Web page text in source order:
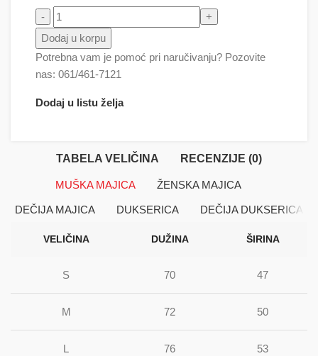
Čudovište iz Loh Nesa i Saskvoč ( Bigfut ) količina
Dodaj u korpu
Potrebna vam je pomoć pri naručivanju? Pozovite
nas: 061/461-7121
Dodaj u listu želja
TABELA VELIČINA RECENZIJE (0)
MUŠKA MAJICA ŽENSKA MAJICA
DEČIJA MAJICA DUKSERICA DEČIJA DUKSERICA
VELIČINA DUŽINA ŠIRINA
S 70 47
M 72 50
L 76 53